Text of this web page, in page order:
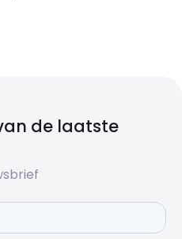
de laatste